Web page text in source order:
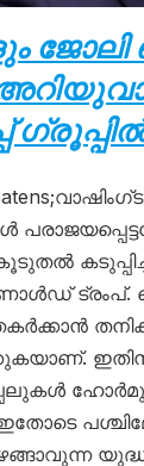
ജോലി
ട്രംപ്.
ഇതോടെ